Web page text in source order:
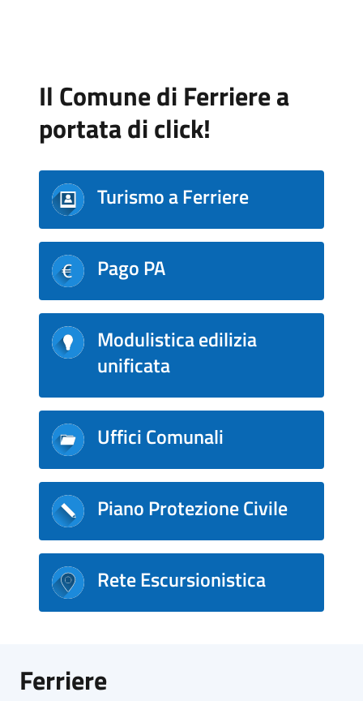
Il Comune di Ferriere a
portata di click!
Turismo a Ferriere
Pago PA
Modulistica edilizia
unificata
Uffici Comunali
Piano Protezione Civile
Rete Escursionistica
Ferriere